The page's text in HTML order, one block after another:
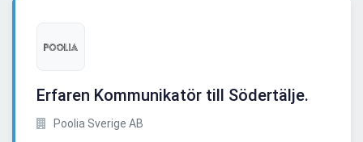
Erfaren Kommunikatör till Södertälje.
Poolia Sverige AB